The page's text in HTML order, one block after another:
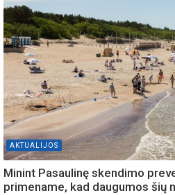
AKTUALIJOS
Minint Pasaulinę skendimo
primename, kad daugumos šių